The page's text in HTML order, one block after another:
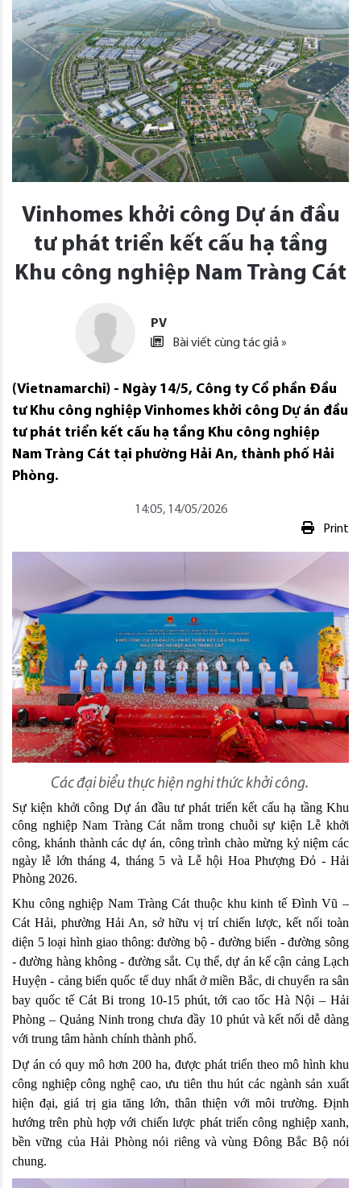
Vinhomes khởi công Dự án đầu
tư phát triển kết cấu hạ tầng
Khu công nghiệp Nam Tràng Cát
PV
Bài viết cùng tác giả »
(Vietnamarchi) - Ngày 14/5, Công ty Cổ phần Đầu
tư Khu công nghiệp Vinhomes khởi công Dự án đầu
tư phát triển kết cấu hạ tầng Khu công nghiệp
Nam Tràng Cát tại phường Hải An, thành phố Hải
Phòng.
14:05, 14/05/2026
Print
Các đại biểu thực hiện nghi thức khởi công.
Sự kiện khởi công Dự án đầu tư phát triển kết cấu hạ tầng Khu
công nghiệp Nam Tràng Cát nằm trong chuỗi sự kiện Lễ khởi
công, khánh thành các dự án, công trình chào mừng kỷ niệm các
ngày lễ lớn tháng 4, tháng 5 và Lễ hội Hoa Phượng Đỏ - Hải
Phòng 2026.
Khu công nghiệp Nam Tràng Cát thuộc khu kinh tế Đình Vũ –
Cát Hải, phường Hải An, sở hữu vị trí chiến lược, kết nối toàn
diện 5 loại hình giao thông: đường bộ - đường biển - đường sông
- đường hàng không - đường sắt. Cụ thể, dự án kế cận cảng Lạch
Huyện - cảng biển quốc tế duy nhất ở miền Bắc, di chuyển ra sân
bay quốc tế Cát Bi trong 10-15 phút, tới cao tốc Hà Nội – Hải
Phòng – Quảng Ninh trong chưa đầy 10 phút và kết nối dễ dàng
với trung tâm hành chính thành phố.
Dự án có quy mô hơn 200 ha, được phát triển theo mô hình khu
công nghiệp công nghệ cao, ưu tiên thu hút các ngành sản xuất
hiện đại, giá trị gia tăng lớn, thân thiện với môi trường. Định
hướng trên phù hợp với chiến lược phát triển công nghiệp xanh,
bền vững của Hải Phòng nói riêng và vùng Đông Bắc Bộ nói
chung.